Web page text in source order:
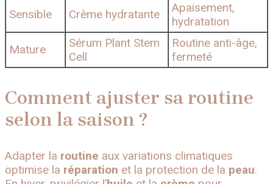
Sensible
Crème hydratante
Apaisement,
hydratation
Mature
Sérum Plant Stem
Cell
Routine anti-âge,
fermeté
Comment ajuster sa routine
selon la saison ?
Adapter la routine aux variations climatiques
optimise la réparation et la protection de la peau.